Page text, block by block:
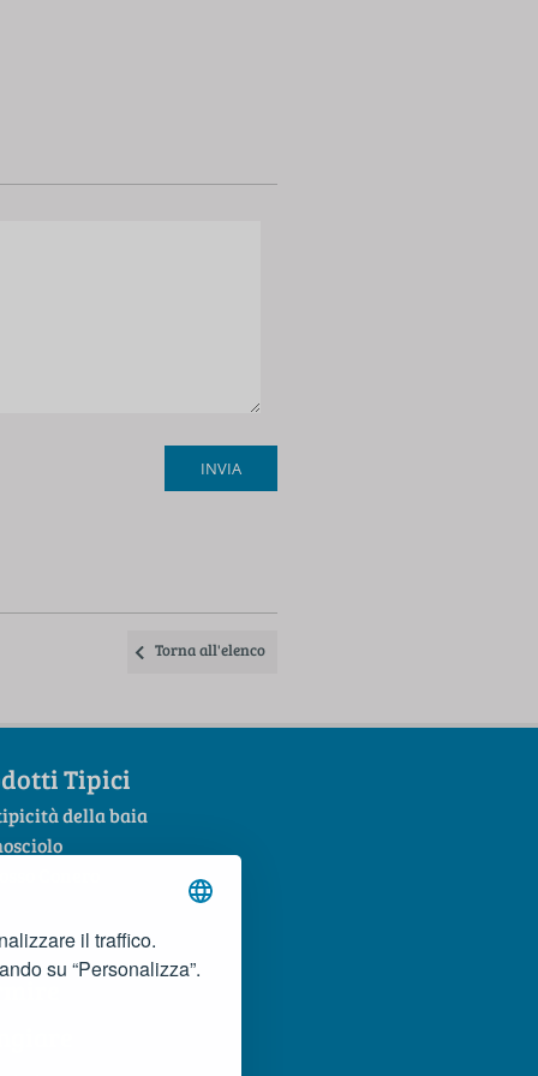
il traffico.
su “Personalizza”.
Torna all'elenco
Tipici
della baia